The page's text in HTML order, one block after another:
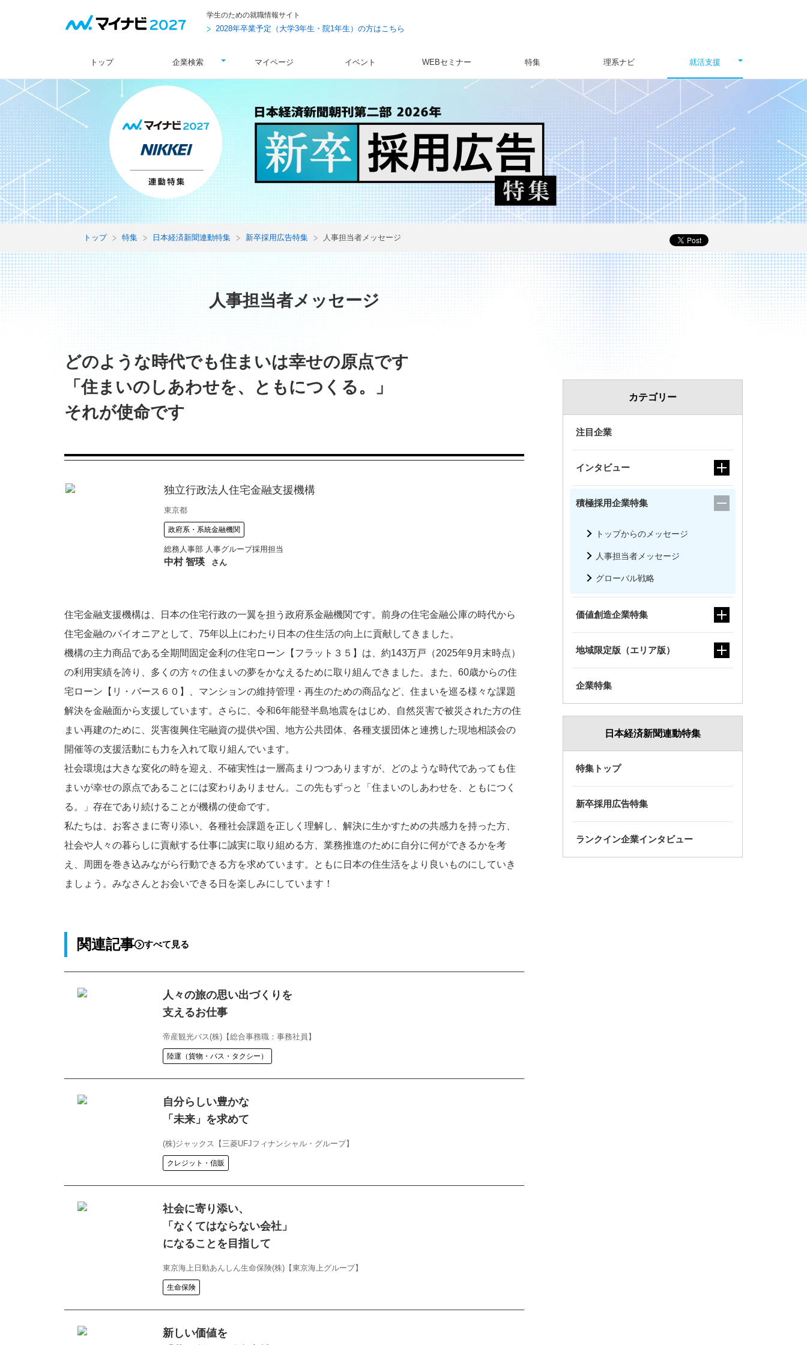
学生のための就職情報サイト
2028年卒業予定（大学3年生・院1年生）の方はこちら
トップ 企業検索 マイページ イベント WEBセミナー 特集 理系ナビ 就活支援
トップ 特集 日本経済新聞連動特集 新卒採用広告特集 人事担当者メッセージ
人事担当者メッセージ
どのような時代でも住まいは幸せの原点です
「住まいのしあわせを、ともにつくる。」
それが使命です
独立行政法人住宅金融支援機構
東京都
政府系・系統金融機関
総務人事部 人事グループ採用担当
中村 智瑛 さん
住宅金融支援機構は、日本の住宅行政の一翼を担う政府系金融機関です。前身の住宅金融公庫の時代から
住宅金融のパイオニアとして、75年以上にわたり日本の住生活の向上に貢献してきました。
機構の主力商品である全期間固定金利の住宅ローン【フラット３５】は、約143万戸（2025年9月末時点）
の利用実績を誇り、多くの方々の住まいの夢をかなえるために取り組んできました。また、60歳からの住
宅ローン【リ・バース６０】、マンションの維持管理・再生のための商品など、住まいを巡る様々な課題
解決を金融面から支援しています。さらに、令和6年能登半島地震をはじめ、自然災害で被災された方の住
まい再建のために、災害復興住宅融資の提供や国、地方公共団体、各種支援団体と連携した現地相談会の
開催等の支援活動にも力を入れて取り組んでいます。
社会環境は大きな変化の時を迎え、不確実性は一層高まりつつありますが、どのような時代であっても住
まいが幸せの原点であることには変わりありません。この先もずっと「住まいのしあわせを、ともにつく
る。」存在であり続けることが機構の使命です。
私たちは、お客さまに寄り添い、各種社会課題を正しく理解し、解決に生かすための共感力を持った方、
社会や人々の暮らしに貢献する仕事に誠実に取り組める方、業務推進のために自分に何ができるかを考
え、周囲を巻き込みながら行動できる方を求めています。ともに日本の住生活をより良いものにしていき
ましょう。みなさんとお会いできる日を楽しみにしています！
関連記事 すべて見る
人々の旅の思い出づくりを
支えるお仕事
帝産観光バス(株)【総合事務職：事務社員】
陸運（貨物・バス・タクシー）
自分らしい豊かな
「未来」を求めて
(株)ジャックス【三菱UFJフィナンシャル・グループ】
クレジット・信販
社会に寄り添い、
「なくてはならない会社」
になることを目指して
東京海上日動あんしん生命保険(株)【東京海上グループ】
生命保険
新しい価値を
カテゴリー
注目企業
インタビュー
積極採用企業特集
トップからのメッセージ
人事担当者メッセージ
グローバル戦略
価値創造企業特集
地域限定版（エリア版）
企業特集
日本経済新聞連動特集
特集トップ
新卒採用広告特集
ランクイン企業インタビュー